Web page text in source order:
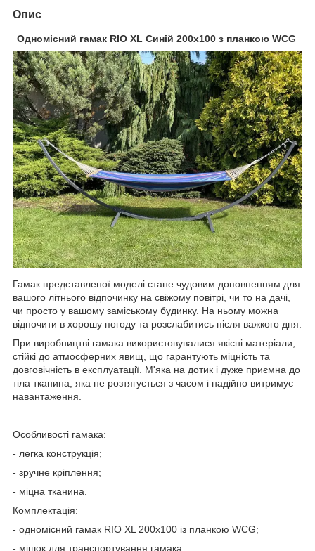
Опис
Одномісний гамак RIO XL Синій 200х100 з планкою WCG
Гамак представленої моделі стане чудовим доповненням для
вашого літнього відпочинку на свіжому повітрі, чи то на дачі,
чи просто у вашому заміському будинку. На ньому можна
відпочити в хорошу погоду та розслабитись після важкого дня.
При виробництві гамака використовувалися якісні матеріали,
стійкі до атмосферних явищ, що гарантують міцність та
довговічність в експлуатації. М'яка на дотик і дуже приємна до
тіла тканина, яка не розтягується з часом і надійно витримує
навантаження.
Особливості гамака:
- легка конструкція;
- зручне кріплення;
- міцна тканина.
Комплектація:
- одномісний гамак RIO XL 200х100 із планкою WCG;
- мішок для транспортування гамака.